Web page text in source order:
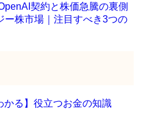
契約と株価急騰の裏側
ー株市場｜注目すべき3つの
かる】役立つお金の知識